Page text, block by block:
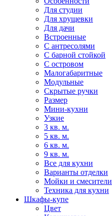
Для студии
Для хрущевки
Для дачи
Встроенные
С антресолями
С барной стойкой
С островом
Малогабаритные
Модульные
Скрытые ручки
Размер
Мини-кухни
Узкие
3 кв. м.
5 кв. м.
6 кв. м.
9 кв. м.
Все для кухни
Варианты отделки
Мойки и смесители
Техника для кухни
Шкафы-купе
Цвет